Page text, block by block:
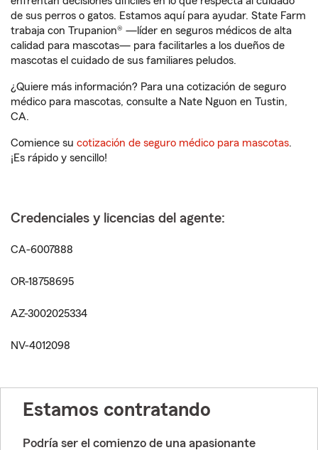
de sus perros o gatos. Estamos aquí para ayudar. State Farm
trabaja con Trupanion® —líder en seguros médicos de alta
calidad para mascotas— para facilitarles a los dueños de
mascotas el cuidado de sus familiares peludos.
¿Quiere más información? Para una cotización de seguro
médico para mascotas, consulte a Nate Nguon en Tustin,
CA.
Comience su cotización de seguro médico para mascotas.
¡Es rápido y sencillo!
Credenciales y licencias del agente:
CA-6007888
OR-18758695
AZ-3002025334
NV-4012098
Estamos contratando
Podría ser el comienzo de una apasionante